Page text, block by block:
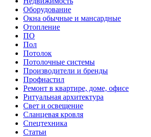
Оборудование
Окна обычные и мансардные
Отопление
ПО
Пол
Потолок
Потолочные системы
Производители и бренды
Профнастил
Ремонт в квартире, доме, офисе
Ритуальная архитектура
Свет и освещение
Сланцевая кровля
Спецтехника
Статьи